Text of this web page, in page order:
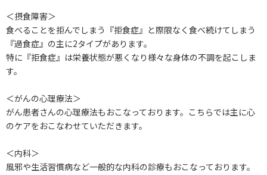
＜摂食障害＞
食べることを拒んでしまう『拒食症』と際限なく食べ続けてしまう
『過食症』の主に2タイプがあります。
特に『拒食症』は栄養状態が悪くなり様々な身体の不調を起こしま
す。
＜がんの心理療法＞
がん患者さんの心理療法もおこなっております。こちらでは主に心
のケアをおこなわせていただきます。
＜内科＞
風邪や生活習慣病など一般的な内科の診療もおこなっております。